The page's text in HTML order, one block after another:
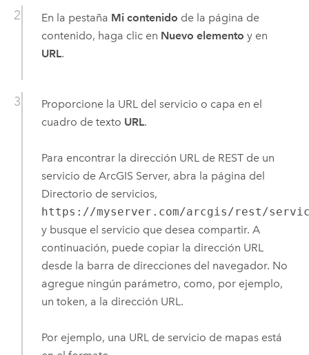
En la pestaña Mi contenido de la página de
contenido, haga clic en Nuevo elemento y en
URL.
Proporcione la URL del servicio o capa en el
cuadro de texto URL.
Para encontrar la dirección URL de REST de un
servicio de ArcGIS Server, abra la página del
Directorio de servicios,
https://myserver.com/arcgis/rest/
y busque el servicio que desea compartir. A
continuación, puede copiar la dirección URL
desde la barra de direcciones del navegador. No
agregue ningún parámetro, como, por ejemplo,
un token, a la dirección URL.
Por ejemplo, una URL de servicio de mapas está